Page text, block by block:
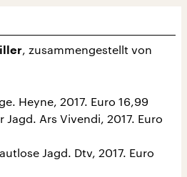
, zusammengestellt von
Heyne, 2017. Euro 16,99
Jagd. Ars Vivendi, 2017. Euro
Jagd. Dtv, 2017. Euro